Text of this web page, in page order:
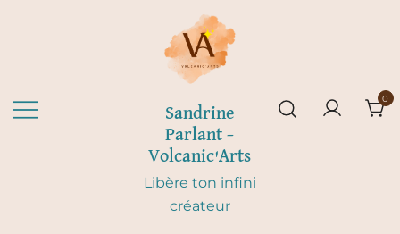
Sandrine
Parlant –
Volcanic'Arts
Libère ton infini
créateur
0